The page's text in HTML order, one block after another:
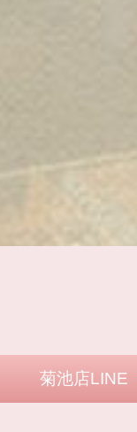
菊池店LINE